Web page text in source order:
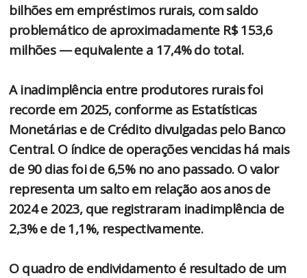
bilhões em empréstimos rurais, com saldo
problemático de aproximadamente R$ 153,6
milhões — equivalente a 17,4% do total.
A inadimplência entre produtores rurais foi
recorde em 2025, conforme as Estatísticas
Monetárias e de Crédito divulgadas pelo Banco
Central. O índice de operações vencidas há mais
de 90 dias foi de 6,5% no ano passado. O valor
representa um salto em relação aos anos de
2024 e 2023, que registraram inadimplência de
2,3% e de 1,1%, respectivamente.
O quadro de endividamento é resultado de um